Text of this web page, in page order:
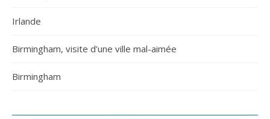
Irlande
Birmingham, visite d’une ville mal-aimée
Birmingham